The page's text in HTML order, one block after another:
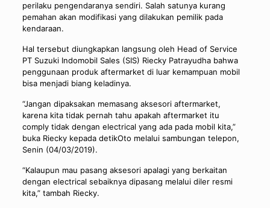
perilaku pengendaranya sendiri. Salah satunya kurang
pemahan akan modifikasi yang dilakukan pemilik pada
kendaraan.
Hal tersebut diungkapkan langsung oleh Head of Service
PT Suzuki Indomobil Sales (SIS) Riecky Patrayudha bahwa
penggunaan produk aftermarket di luar kemampuan mobil
bisa menjadi biang keladinya.
“Jangan dipaksakan memasang aksesori aftermarket,
karena kita tidak pernah tahu apakah aftermarket itu
comply tidak dengan electrical yang ada pada mobil kita,”
buka Riecky kepada detikOto melalui sambungan telepon,
Senin (04/03/2019).
“Kalaupun mau pasang aksesori apalagi yang berkaitan
dengan electrical sebaiknya dipasang melalui diler resmi
kita,” tambah Riecky.